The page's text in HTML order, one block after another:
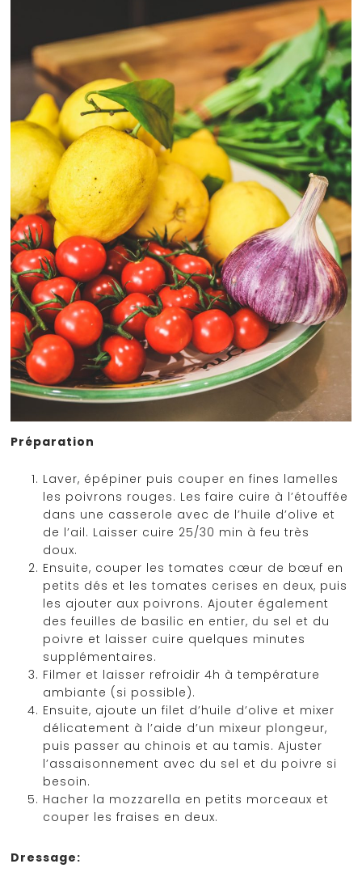
Préparation
Laver, épépiner puis couper en fines lamelles
les poivrons rouges. Les faire cuire à l’étouffée
dans une casserole avec de l’huile d’olive et
de l’ail. Laisser cuire 25/30 min à feu très
doux.
Ensuite, couper les tomates cœur de bœuf en
petits dés et les tomates cerises en deux, puis
les ajouter aux poivrons. Ajouter également
des feuilles de basilic en entier, du sel et du
poivre et laisser cuire quelques minutes
supplémentaires.
Filmer et laisser refroidir 4h à température
ambiante (si possible).
Ensuite, ajoute un filet d’huile d’olive et mixer
délicatement à l’aide d’un mixeur plongeur,
puis passer au chinois et au tamis. Ajuster
l’assaisonnement avec du sel et du poivre si
besoin.
Hacher la mozzarella en petits morceaux et
couper les fraises en deux.
Dressage: